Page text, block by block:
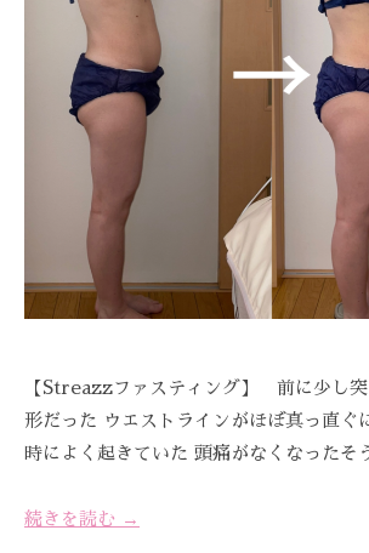
R
【Streazzファスティング】 前に少し
形だった ウエストラインがほぼ真っ直ぐ
時によく起きていた 頭痛がなくなった
続きを読む →